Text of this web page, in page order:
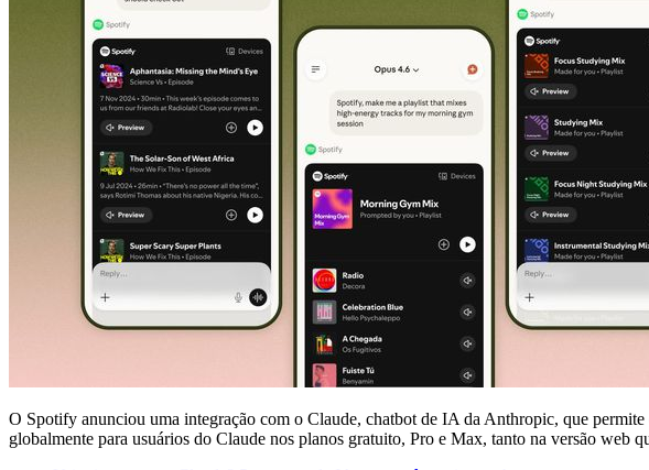
O Spotify anunciou uma integração com o Claude, chatbot de IA da Anthropic, que permite
globalmente para usuários do Claude nos planos gratuito, Pro e Max, tanto na versão web